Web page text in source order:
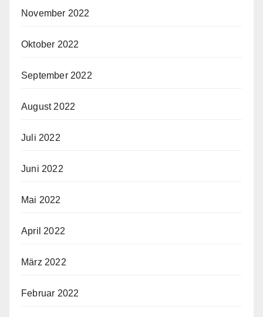
November 2022
Oktober 2022
September 2022
August 2022
Juli 2022
Juni 2022
Mai 2022
April 2022
März 2022
Februar 2022